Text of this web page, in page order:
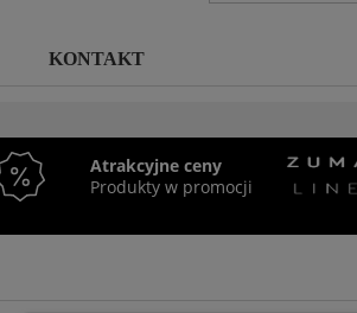
KONTAKT
Atrakcyjne ceny
Produkty w promocji